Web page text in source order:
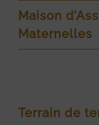
Maison
Maternelles
Terrain de